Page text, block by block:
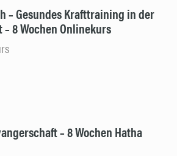
– Gesundes Krafttraining in der
8 Wochen Onlinekurs
– 8 Wochen Hatha